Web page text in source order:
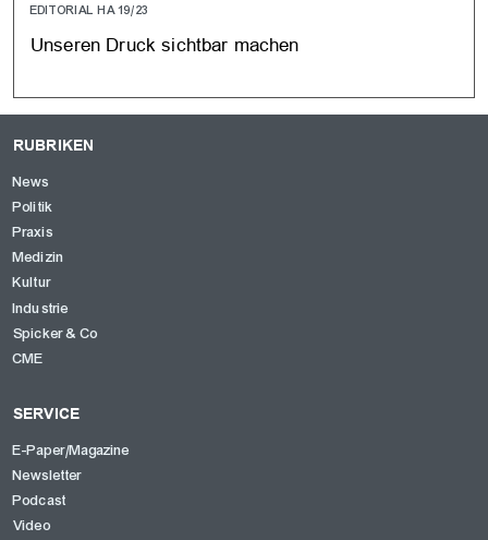
EDITORIAL HA 19/23
Unseren Druck sichtbar machen
RUBRIKEN
News
Politik
Praxis
Medizin
Kultur
Industrie
Spicker & Co
CME
SERVICE
E-Paper/Magazine
Newsletter
Podcast
Video